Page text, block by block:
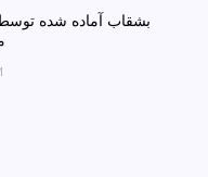
بشقاب آماده شده توسط